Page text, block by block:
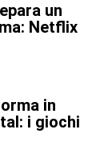
un
Netflix
in
i giochi